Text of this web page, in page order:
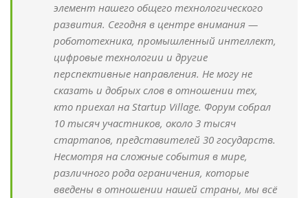
элемент нашего общего технологического
развития. Сегодня в центре внимания —
робототехника, промышленный интеллект,
цифровые технологии и другие
перспективные направления. Не могу не
сказать и добрых слов в отношении тех,
кто приехал на Startup Village. Форум собрал
10 тысяч участников, около 3 тысяч
стартапов, представителей 30 государств.
Несмотря на сложные события в мире,
различного рода ограничения, которые
введены в отношении нашей страны, мы всё